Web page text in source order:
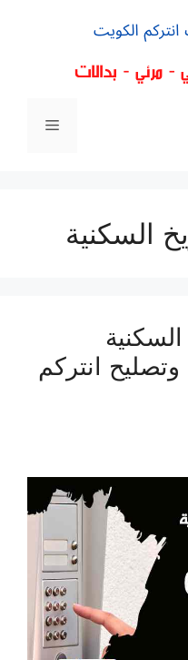
السكنية
وتصليح انتركم